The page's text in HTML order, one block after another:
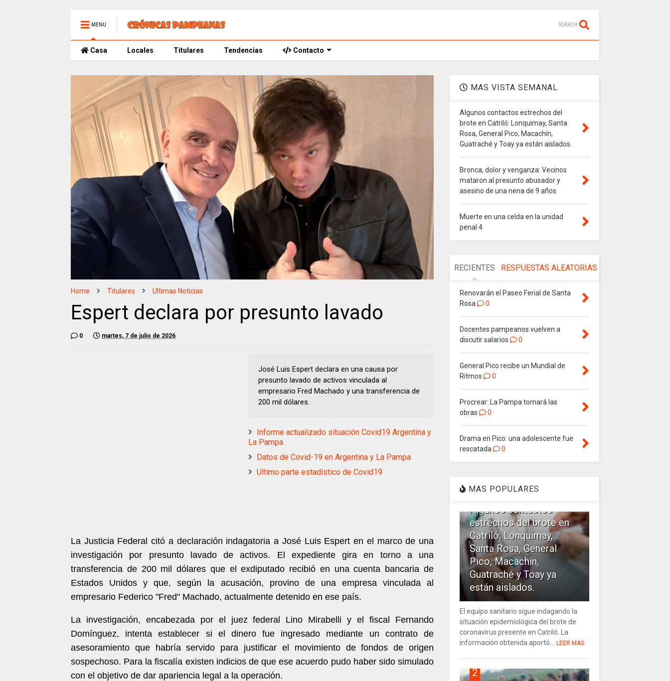
MENU SEARCH
Casa Locales Titulares Tendencias Contacto
Home Titulares Ultimas Noticias
Espert declara por presunto lavado
0 martes, 7 de julio de 2026
José Luis Espert declara en una causa por
presunto lavado de activos vinculada al
empresario Fred Machado y una transferencia de
200 mil dólares.
Informe actualizado situación Covid19 Argentina y
La Pampa
Datos de Covid-19 en Argentina y La Pampa
Ultimo parte estadístico de Covid19
La Justicia Federal citó a declaración indagatoria a José Luis Espert en el marco de una
investigación por presunto lavado de activos. El expediente gira en torno a una
transferencia de 200 mil dólares que el exdiputado recibió en una cuenta bancaria de
Estados Unidos y que, según la acusación, provino de una empresa vinculada al
empresario Federico "Fred" Machado, actualmente detenido en ese país.
La investigación, encabezada por el juez federal Lino Mirabelli y el fiscal Fernando
Domínguez, intenta establecer si el dinero fue ingresado mediante un contrato de
asesoramiento que habría servido para justificar el movimiento de fondos de origen
sospechoso. Para la fiscalía existen indicios de que ese acuerdo pudo haber sido simulado
con el objetivo de dar apariencia legal a la operación.
MAS VISTA SEMANAL
Algunos contactos estrechos del
brote en Catriló: Lonquimay, Santa
Rosa, General Pico, Macachín,
Guatraché y Toay ya están aislados.
Bronca, dolor y venganza: Vecinos
mataron al presunto abusador y
asesino de una nena de 9 años
Muerte en una celda en la unidad
penal 4
RECIENTES RESPUESTAS ALEATORIAS
Renovarán el Paseo Ferial de Santa
Rosa
0
Docentes pampeanos vuelven a
discutir salarios
0
General Pico recibe un Mundial de
Ritmos
0
Procrear: La Pampa tomará las
obras
0
Drama en Pico: una adolescente fue
rescatada
0
MAS POPULARES
1
Algunos contactos
estrechos del brote en
Catriló: Lonquimay,
Santa Rosa, General
Pico, Macachín,
Guatraché y Toay ya
están aislados.
El equipo sanitario sigue indagando la
situación epidemiológica del brote de
coronavirus presente en Catriló. La
información obtenida aportó... LEER MAS
2